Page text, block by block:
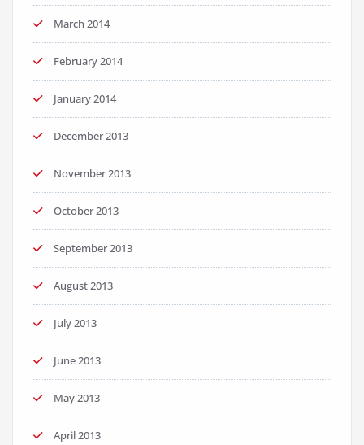
March 2014
February 2014
January 2014
December 2013
November 2013
October 2013
September 2013
August 2013
July 2013
June 2013
May 2013
April 2013